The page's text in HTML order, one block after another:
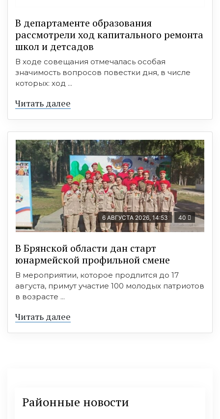
В департаменте образования
рассмотрели ход капитального ремонта
школ и детсадов
В ходе совещания отмечалась особая
значимость вопросов повестки дня, в числе
которых: ход ...
Читать далее
6 АВГУСТА 2026, 14:53 40
В Брянской области дан старт
юнармейской профильной смене
В мероприятии, которое продлится до 17
августа, примут участие 100 молодых патриотов
в возрасте ...
Читать далее
Районные новости